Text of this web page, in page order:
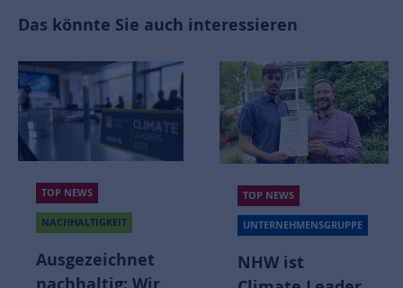
Das könnte Sie auch interessieren
TOP NEWS
NACHHALTIGKEIT
Ausgezeichnet
nachhaltig: Wir
TOP NEWS
UNTERNEHMENSGRUPPE
NHW ist